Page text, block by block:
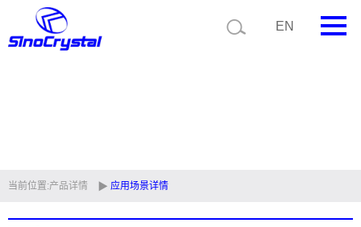
EN
技术支持
视频中心
当前位置:产品详情 应用场景详情